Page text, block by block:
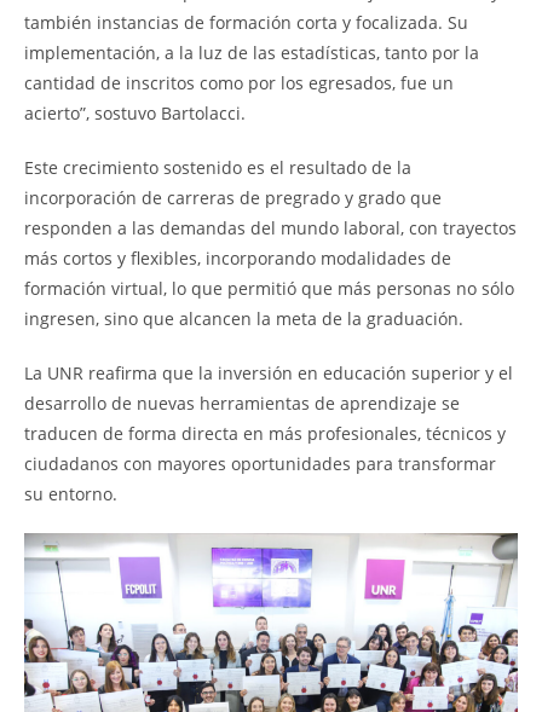
también instancias de formación corta y focalizada. Su
implementación, a la luz de las estadísticas, tanto por la
cantidad de inscritos como por los egresados, fue un
acierto”, sostuvo Bartolacci.
Este crecimiento sostenido es el resultado de la
incorporación de carreras de pregrado y grado que
responden a las demandas del mundo laboral, con trayectos
más cortos y flexibles, incorporando modalidades de
formación virtual, lo que permitió que más personas no sólo
ingresen, sino que alcancen la meta de la graduación.
La UNR reafirma que la inversión en educación superior y el
desarrollo de nuevas herramientas de aprendizaje se
traducen de forma directa en más profesionales, técnicos y
ciudadanos con mayores oportunidades para transformar
su entorno.